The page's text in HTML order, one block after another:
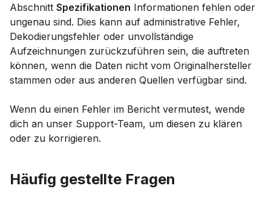
Abschnitt Spezifikationen Informationen fehlen oder
ungenau sind. Dies kann auf administrative Fehler,
Dekodierungsfehler oder unvollständige
Aufzeichnungen zurückzuführen sein, die auftreten
können, wenn die Daten nicht vom Originalhersteller
stammen oder aus anderen Quellen verfügbar sind.
Wenn du einen Fehler im Bericht vermutest, wende
dich an unser Support-Team, um diesen zu klären
oder zu korrigieren.
Häufig gestellte Fragen